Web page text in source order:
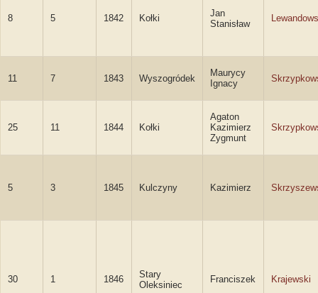
8 5 1842 Kołki
Jan
Stanisław
11 7 1843 Wyszogródek
Maurycy
Ignacy
25 11 1844 Kołki
Agaton
Kazimierz
Zygmunt
5 3 1845 Kulczyny Kazimierz
30 1 1846
Stary
Oleksiniec
Franciszek Krajewski